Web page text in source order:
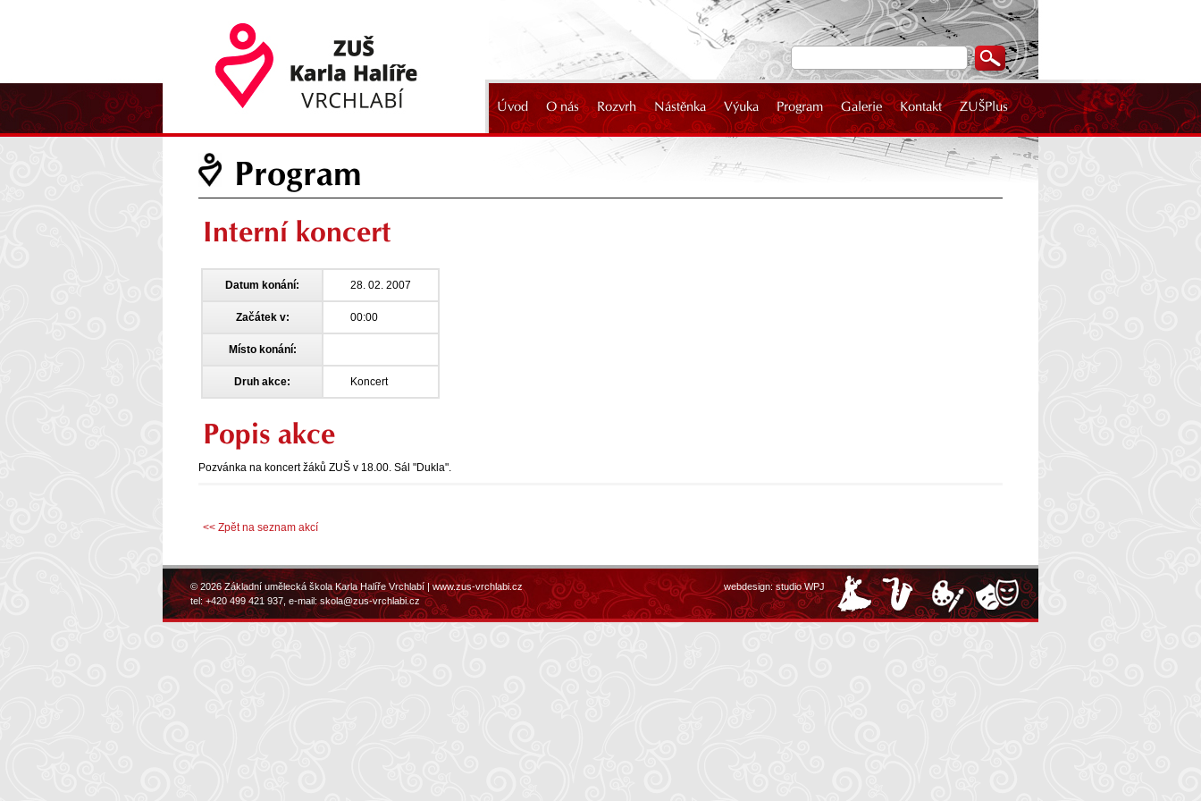
Úvod O nás Rozvrh Nástěnka Výuka Program Galerie Kontakt ZUŠPlus
Program
Interní koncert
Datum konání: 28. 02. 2007
Začátek v: 00:00
Místo konání:
Druh akce: Koncert
Popis akce
Pozvánka na koncert žáků ZUŠ v 18.00. Sál "Dukla".
<< Zpět na seznam akcí
webdesign:studio WPJ
© 2026 Základní umělecká škola Karla Halíře Vrchlabí |www.zus-vrchlabi.cz
tel: +420 499 421 937, e-mail:skola@zus-vrchlabi.cz